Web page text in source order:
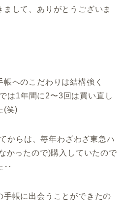
して、ありがとうございま
へのこだわりは結構強く
は1年間に2〜3回は買い直し
(笑)
からは、毎年わざわざ東急ハ
かったので)購入していたので
‥
手帳に出会うことができたの